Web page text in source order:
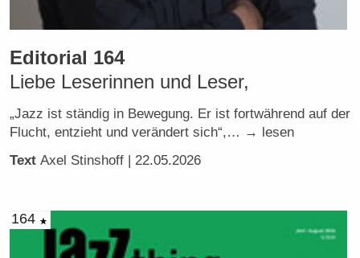
Editorial 164
Liebe Leserinnen und Leser,
„Jazz ist ständig in Bewegung. Er ist fortwährend auf der
Flucht, entzieht und verändert sich“,… → lesen
Text Axel Stinshoff | 22.05.2026
164